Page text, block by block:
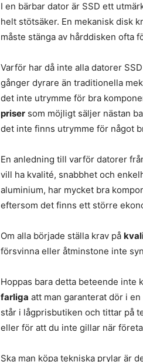
I en bärbar dator är SSD ett
helt stötsäker. En mekanisk disk
måste stänga av hårddisken ofta
Varför har då inte alla datorer
gånger dyrare än traditionella
det inte utrymme för bra
priser som möjligt säljer nästan
det inte finns utrymme för något
En anledning till varför datorer
vill ha kvalité, snabbhet och
aluminium, har mycket bra
eftersom det finns ett större
Om alla började ställa krav på
försvinna eller åtminstone inte
Hoppas bara detta beteende inte
farliga att man garanterat dör i
står i lågprisbutiken och tittar på
eller för att du inte gillar när
Ska man köpa tekniska prylar är